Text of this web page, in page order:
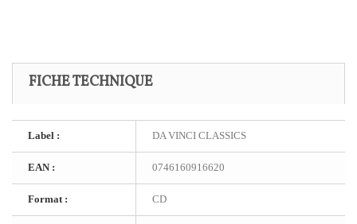
FICHE TECHNIQUE
Label : DA VINCI CLASSICS
EAN : 0746160916620
Format : CD